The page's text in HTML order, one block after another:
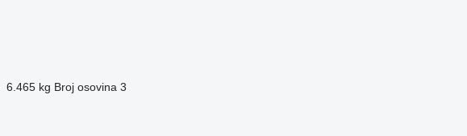
6.465 kg Broj osovina 3